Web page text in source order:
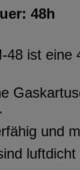
48h
48 ist
und